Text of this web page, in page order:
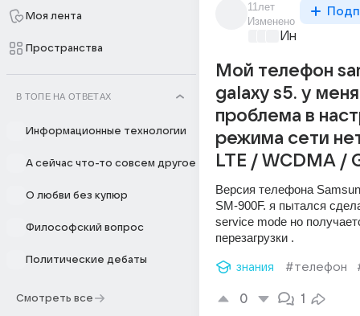
Моя лента
Пространства
В ТОПЕ НА ОТВЕТАХ
Информационные технологии
А сейчас что-то совсем другое
О любви без купюр
Философский вопрос
Политические дебаты
Смотреть все
11лет
Изменено
Мой телефон
galaxy s5. у меня
проблема в
режима сети
LTE / WCDMA /
Версия телефона
SM-900F. я пытался
service mode но
перезагрузки .
знания #телефон
0 1